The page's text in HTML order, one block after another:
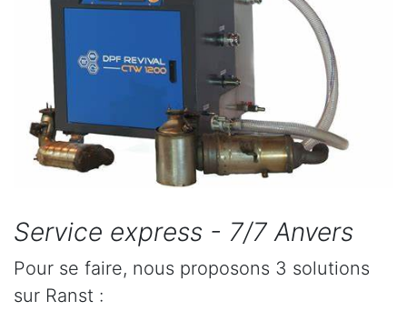
Service express - 7/7 Anvers
Pour se faire, nous proposons 3 solutions
sur Ranst :